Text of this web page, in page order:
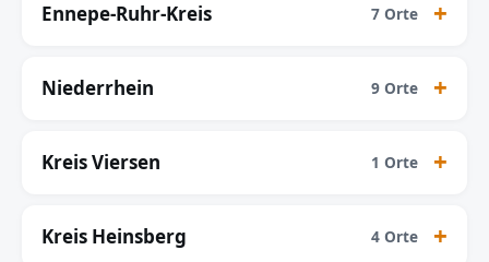
Ennepe-Ruhr-Kreis 7 Orte
Niederrhein 9 Orte
Kreis Viersen 1 Orte
Kreis Heinsberg 4 Orte